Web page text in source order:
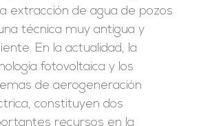
extracción de agua de pozos
técnica muy antigua y
En la actualidad, la
fotovoltaica y los
de aerogeneración
constituyen dos
recursos en la